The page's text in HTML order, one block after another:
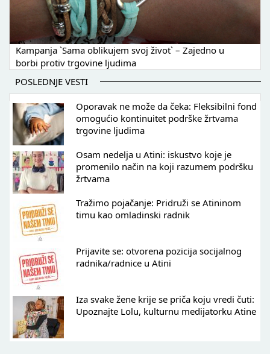
Kampanja `Sama oblikujem svoj život` – Zajedno u
borbi protiv trgovine ljudima
POSLEDNJE VESTI
Oporavak ne može da čeka: Fleksibilni fond
omogućio kontinuitet podrške žrtvama
trgovine ljudima
Osam nedelja u Atini: iskustvo koje je
promenilo način na koji razumem podršku
žrtvama
Tražimo pojačanje: Pridruži se Atininom
timu kao omladinski radnik
Prijavite se: otvorena pozicija socijalnog
radnika/radnice u Atini
Iza svake žene krije se priča koju vredi čuti:
Upoznajte Lolu, kulturnu medijatorku Atine